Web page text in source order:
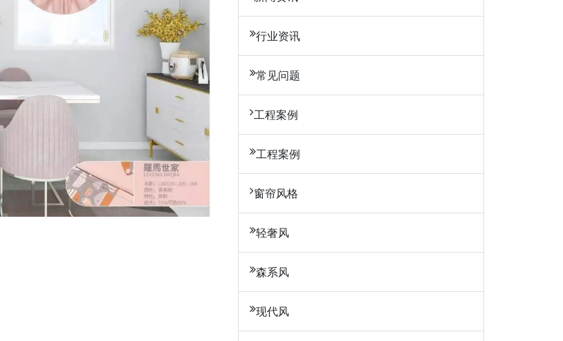
行业资讯
常见问题
工程案例
工程案例
窗帘风格
轻奢风
森系风
现代风